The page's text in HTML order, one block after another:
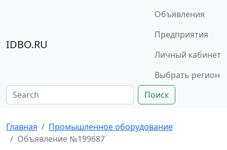
IDBO.RU
Объявления
Предприятия
Личный кабинет
Выбрать регион
Поиск
Главная
Промышленное оборудование
Объявление №199687